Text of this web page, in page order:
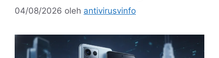
04/08/2026 oleh antivirusvinfo